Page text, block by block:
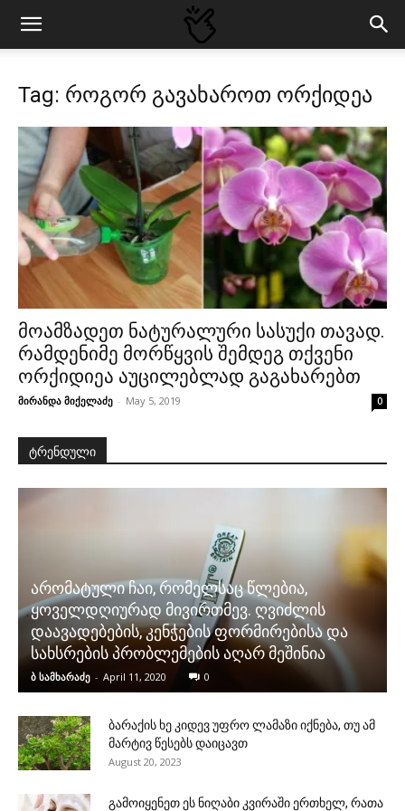
Tag: როგორ გავახაროთ ორქიდეა
მოამზადეთ ნატურალური სასუქი თავად.
რამდენიმე მორწყვის შემდეგ თქვენი
ორქიდიეა აუცილებლად გაგახარებთ
მირანდა მიქელაძე - May 5, 2019 0
ტრენდული
არომატული ჩაი, რომელსაც წლებია,
ყოველდღიურად მივირთმევ. ღვიძლის
დაავადებების, კენჭების ფორმირებისა და
სახსრების პრობლემების აღარ მეშინია
ბ სამხარაძე - April 11, 2020 0
ბარაქის ხე კიდევ უფრო ლამაზი იქნება, თუ ამ
მარტივ წესებს დაიცავთ
August 20, 2023
გამოიყენეთ ეს ნიღაბი კვირაში ერთხელ, რათა